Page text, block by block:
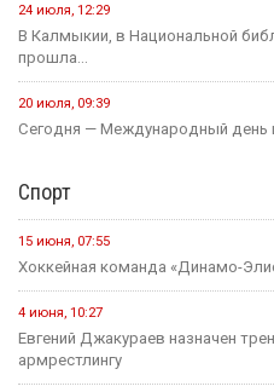
24 июля, 12:29
В Калмыкии, в Национальной
прошла...
20 июля, 09:39
Сегодня — Международный день
Спорт
15 июня, 07:55
Хоккейная команда «Динамо-
4 июня, 10:27
Евгений Джакураев назначен
армрестлингу